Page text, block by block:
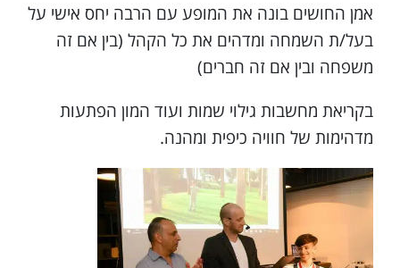
אמן החושים בונה את המופע עם הרבה יחס אישי על
בעל/ת השמחה ומדהים את כל הקהל (בין אם זה
משפחה ובין אם זה חברים)
בקריאת מחשבות גילוי שמות ועוד המון הפתעות
מדהימות של חוויה כיפית ומהנה.